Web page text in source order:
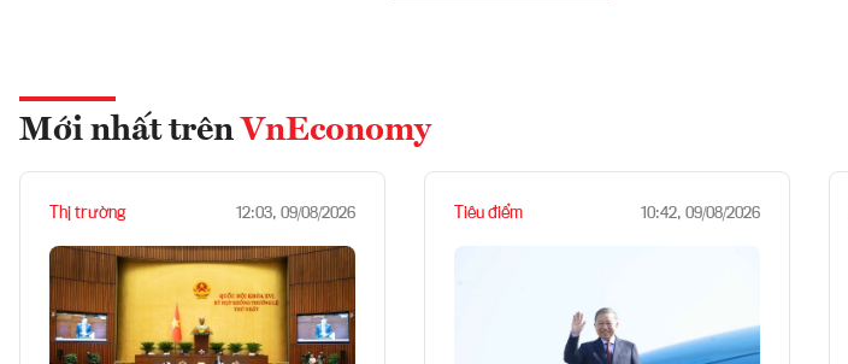
Mới nhất trên VnEconomy
Thị trường 12:03, 09/08/2026 Tiêu điểm 10:42, 09/08/2026